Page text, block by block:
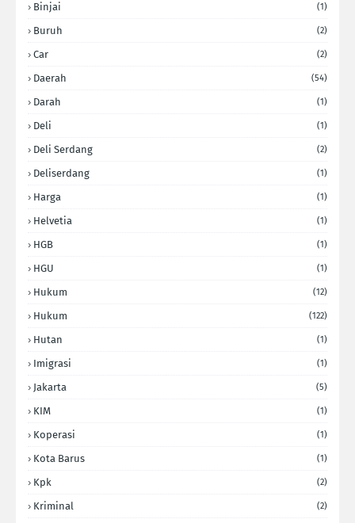
Binjai (1)
Buruh (2)
Car (2)
Daerah (54)
Darah (1)
Deli (1)
Deli Serdang (2)
Deliserdang (1)
Harga (1)
Helvetia (1)
HGB (1)
HGU (1)
Hukum (12)
Hukum (122)
Hutan (1)
Imigrasi (1)
Jakarta (5)
KIM (1)
Koperasi (1)
Kota Barus (1)
Kpk (2)
Kriminal (2)